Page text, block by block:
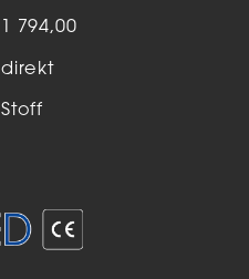
1 794,00
direkt
Stoff